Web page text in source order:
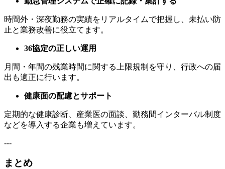
時間外・深夜勤務の実績をリアルタイムで把握し、未払い防
止と業務改善に役立てます。
36協定の正しい運用
月間・年間の残業時間に関する上限規制を守り、行政への届
出も適正に行います。
健康面の配慮とサポート
定期的な健康診断、産業医の面談、勤務間インターバル制度
などを導入する企業も増えています。
---
まとめ